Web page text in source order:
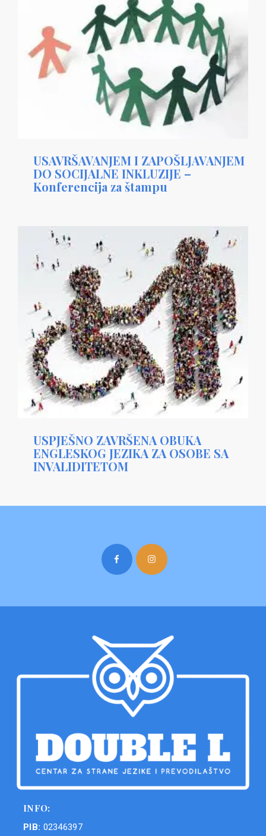
USAVRŠAVANJEM I ZAPOŠLJAVANJEM
DO SOCIJALNE INKLUZIJE –
Konferencija za štampu
USPJEŠNO ZAVRŠENA OBUKA
ENGLESKOG JEZIKA ZA OSOBE SA
INVALIDITETOM
INFO:
PIB: 02346397